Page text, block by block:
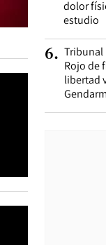
dolor
estudio
6. Tribunal
Rojo de
libertad